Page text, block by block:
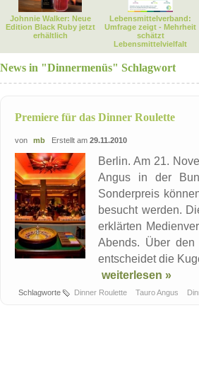
Johnnie Walker: Neue
Edition Black Ruby jetzt
erhältlich
Lebensmittelverband:
Umfrage zeigt - Mehrheit
schätzt
Lebensmittelvielfalt
News in "Dinnermenüs" Schlagwort
Premiere für das Dinner Roulette
von mb Erstellt am 29.11.2010
Berlin. Am 21.
Angus in der
Sonderpreis
besucht werden.
erklärten
Abends. Über
entscheidet die
weiterlesen »
Schlagworte Dinner Roulette Tauro Angus